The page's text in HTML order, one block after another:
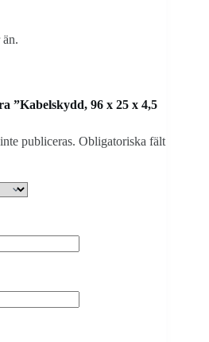
”Kabelskydd, 96 x 25 x 4,5
publiceras. Obligatoriska fält